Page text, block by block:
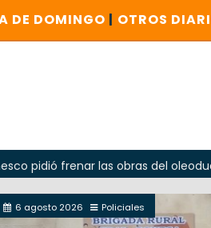
DE DOMINGO | OTROS
frenar las obras del oleoducto en
6 agosto 2026 Policiales